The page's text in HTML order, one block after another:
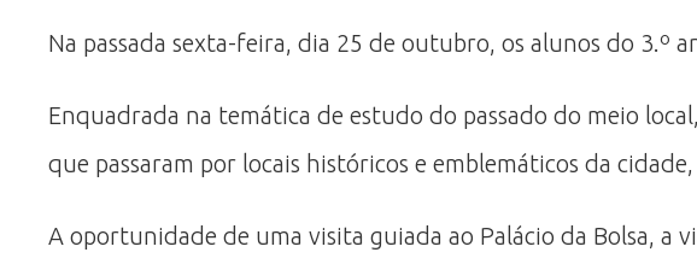
Na passada sexta-feira, dia 25 de outubro, os alunos do 3.º
Enquadrada na temática de estudo do passado do meio
que passaram por locais históricos e emblemáticos da
A oportunidade de uma visita guiada ao Palácio da Bolsa, a